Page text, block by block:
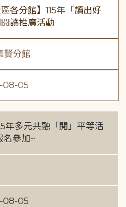
區各分館】115年「讀出好
讀推廣活動
賢分館
08-05
年多元共融「閱」平等活
名參加~
08-05